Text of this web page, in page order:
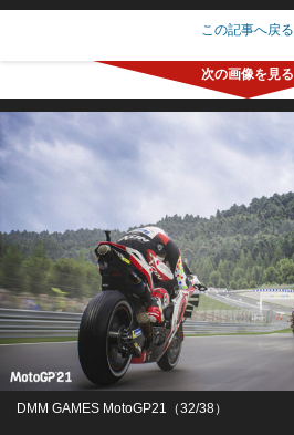
この記事へ戻る
DMM GAMES MotoGP21（32/38）